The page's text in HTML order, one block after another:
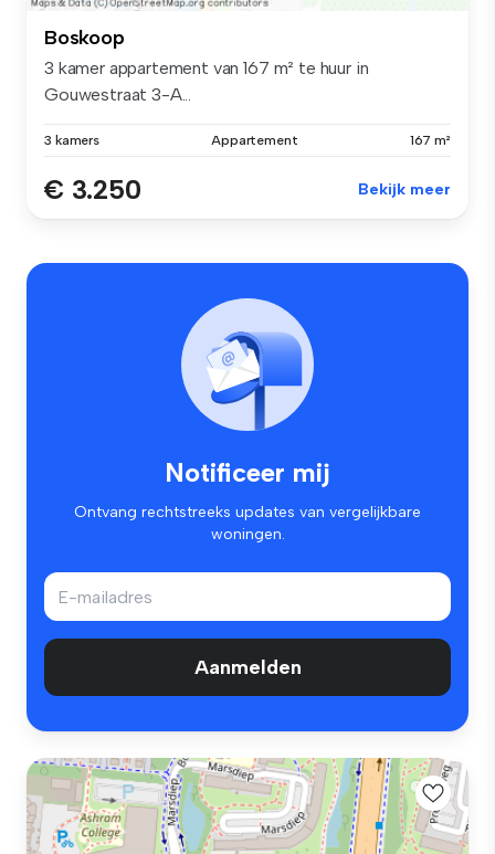
Boskoop
3 kamer appartement van 167 m² te huur in
Gouwestraat 3-A...
3 kamers Appartement 167 m²
€ 3.250 Bekijk meer
Notificeer mij
Ontvang rechtstreeks updates van vergelijkbare
woningen.
Aanmelden